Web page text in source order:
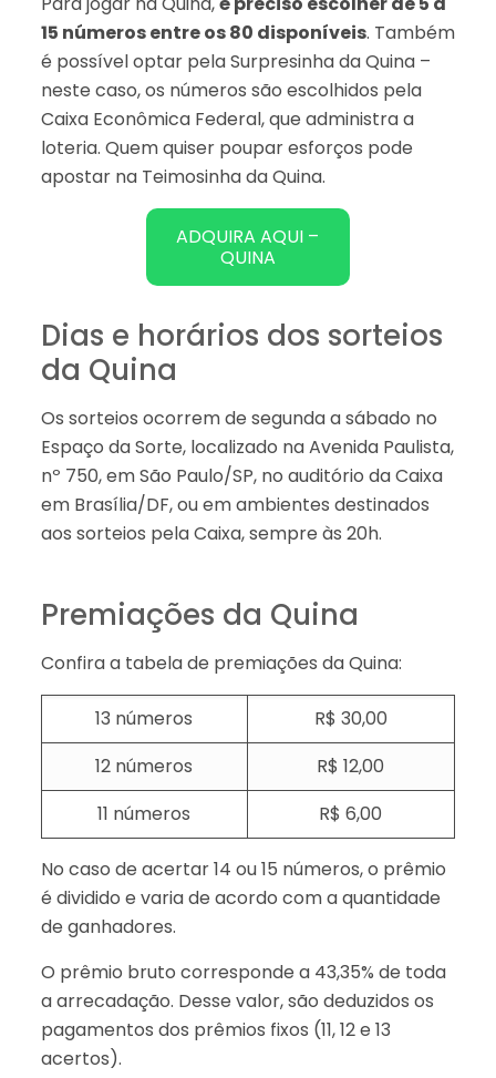
15 números entre os 80 disponíveis. Também
é possível optar pela Surpresinha da Quina –
neste caso, os números são escolhidos pela
Caixa Econômica Federal, que administra a
loteria. Quem quiser poupar esforços pode
apostar na Teimosinha da Quina.
ADQUIRA AQUI –
QUINA
Dias e horários dos sorteios
da Quina
Os sorteios ocorrem de segunda a sábado no
Espaço da Sorte, localizado na Avenida Paulista,
nº 750, em São Paulo/SP, no auditório da Caixa
em Brasília/DF, ou em ambientes destinados
aos sorteios pela Caixa, sempre às 20h.
Premiações da Quina
Confira a tabela de premiações da Quina:
13 números
R$ 30,00
12 números
R$ 12,00
11 números
R$ 6,00
No caso de acertar 14 ou 15 números, o prêmio
é dividido e varia de acordo com a quantidade
de ganhadores.
O prêmio bruto corresponde a 43,35% de toda
a arrecadação. Desse valor, são deduzidos os
pagamentos dos prêmios fixos (11, 12 e 13
acertos).